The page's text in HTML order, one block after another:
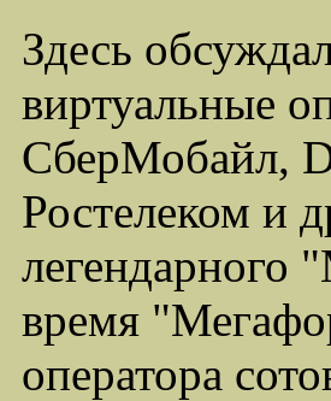
Здесь
виртуальные
СберМобайл,
Ростелеком и
легендарного
время
оператора